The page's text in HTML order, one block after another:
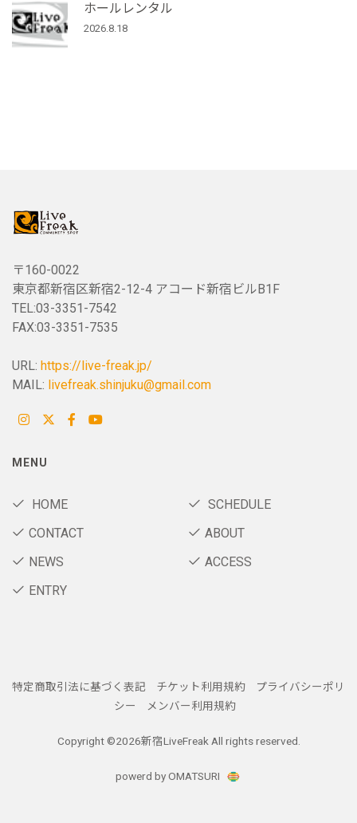
ホールレンタル
2026.8.18
〒160-0022
東京都新宿区新宿2-12-4 アコード新宿ビルB1F
TEL:03-3351-7542
FAX:03-3351-7535
URL: https://live-freak.jp/
MAIL: livefreak.shinjuku@gmail.com
MENU
HOME
SCHEDULE
CONTACT
ABOUT
NEWS
ACCESS
ENTRY
特定商取引法に基づく表記 チケット利用規約
プライバシーポリ
シー
メンバー利用規約
Copyright ©2026新宿LiveFreak All rights reserved.
powerd by OMATSURI